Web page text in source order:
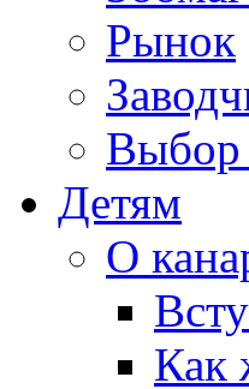
Рынок
Выбор
Детям
О
Как